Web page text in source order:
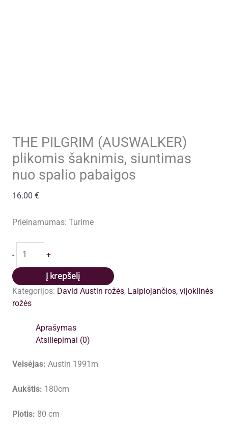
THE PILGRIM (AUSWALKER)
plikomis šaknimis, siuntimas
nuo spalio pabaigos
16.00 €
Prieinamumas: Turime
-
kiekis:
THE
PILGRIM
(AUSWALKER)
plikomis
siuntimas
spalio
pabaigos
+
Į krepšelį
Kategorijos: David Austin rožės, Laipiojančios, vijoklinės
rožės
Aprašymas
Atsiliepimai (0)
Veisėjas: Austin 1991m
Aukštis: 180cm
Plotis: 80 cm